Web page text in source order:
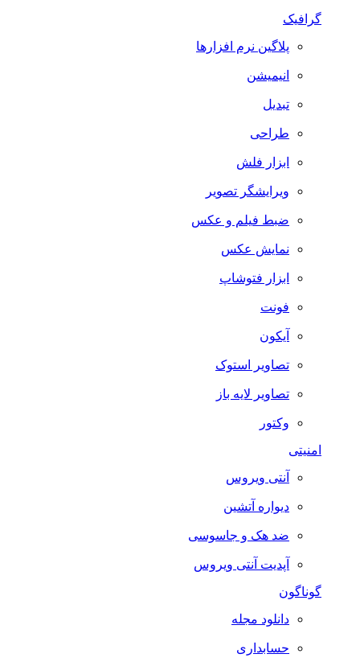
گرافیک
پلاگین نرم افزارها
انیمیشن
تبدیل
طراحی
ابزار فلش
ویرایشگر تصویر
ضبط فيلم و عكس
نمایش عکس
ابزار فتوشاپ
فونت
آیکون
تصاویر استوک
تصاویر لایه باز
وکتور
امنیتی
آنتی ویروس
دیواره آتشین
ضد هک و جاسوسی
آپدیت آنتی ویروس
گوناگون
دانلود مجله
حسابداری